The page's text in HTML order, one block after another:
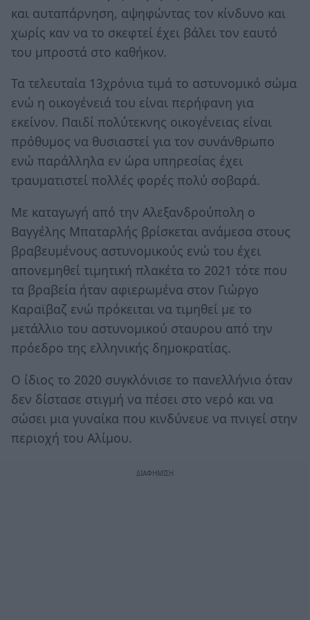
και αυταπάρνηση, αψηφώντας τον κίνδυνο και
χωρίς καν να το σκεφτεί έχει βάλει τον εαυτό
του μπροστά στο καθήκον.
Τα τελευταία 13χρόνια τιμά το αστυνομικό σώμα
ενώ η οικογένειά του είναι περήφανη για
εκείνον. Παιδί πολύτεκνης οικογένειας είναι
πρόθυμος να θυσιαστεί για τον συνάνθρωπο
ενώ παράλληλα εν ώρα υπηρεσίας έχει
τραυματιστεί πολλές φορές πολύ σοβαρά.
Με καταγωγή από την Αλεξανδρούπολη ο
Βαγγέλης Μπαταρλής βρίσκεται ανάμεσα στους
βραβευμένους αστυνομικούς ενώ του έχει
απονεμηθεί τιμητική πλακέτα το 2021 τότε που
τα βραβεία ήταν αφιερωμένα στον Γιώργο
Καραϊβαζ ενώ πρόκειται να τιμηθεί με το
μετάλλιο του αστυνομικού σταυρου από την
πρόεδρο της ελληνικής δημοκρατίας.
Ο ίδιος το 2020 συγκλόνισε το πανελλήνιο όταν
δεν δίστασε στιγμή να πέσει στο νερό και να
σώσει μια γυναίκα που κινδύνευε να πνιγεί στην
περιοχή του Αλίμου.